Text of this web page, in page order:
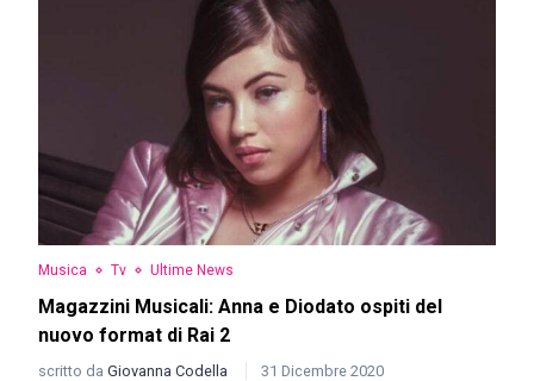
Musica Tv Ultime News
Magazzini Musicali: Anna e Diodato ospiti del
nuovo format di Rai 2
scritto da Giovanna Codella 31 Dicembre 2020